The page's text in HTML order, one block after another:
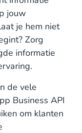
jouw
je hem niet
Zorg
informatie
de vele
Business API
om klanten